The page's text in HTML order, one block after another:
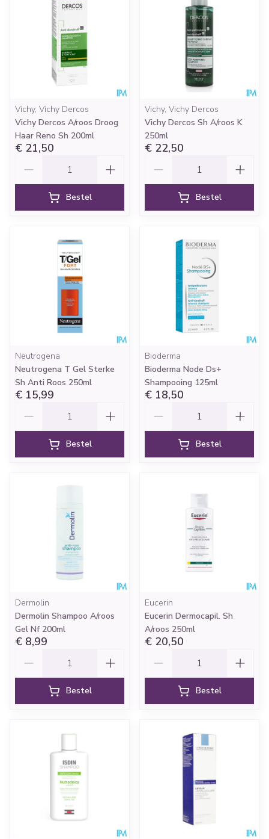
Vichy, Vichy Dercos
Vichy Dercos A/roos Droog
Haar Reno Sh 200ml
€ 21,50
Bestel
Vichy, Vichy Dercos
Vichy Dercos Sh A/roos K
250ml
€ 22,50
Bestel
Neutrogena
Neutrogena T Gel Sterke
Sh Anti Roos 250ml
€ 15,99
Bestel
Bioderma
Bioderma Node Ds+
Shampooing 125ml
€ 18,50
Bestel
Dermolin
Dermolin Shampoo A/roos
Gel Nf 200ml
€ 8,99
Bestel
Eucerin
Eucerin Dermocapil. Sh
A/roos 250ml
€ 20,50
Bestel